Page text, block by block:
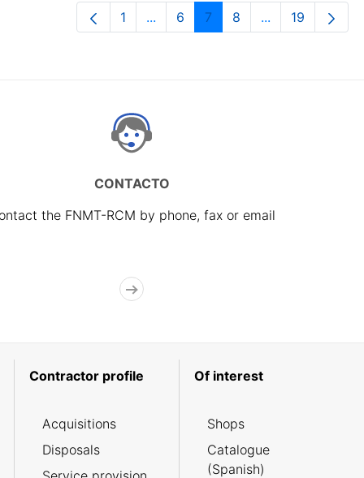
Page
1 ...Intermediate Pages Use TAB to
Page
6 Page
7 Page
8 ...Intermediate
Page
19
CONTACTO
the FNMT-RCM by phone, fax or email
Contractor profile
Acquisitions
Disposals
Of interest
Shops
Catalogue
(Spanish)